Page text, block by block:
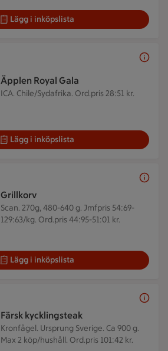
Lägg i inköpslista
Äpplen Royal Gala
ICA. Chile/Sydafrika. Ord.pris 28:51 kr.
Lägg i inköpslista
Grillkorv
Scan. 270g, 480-640 g. Jmfpris 54:69-
129:63/kg. Ord.pris 44:95-51:01 kr.
Lägg i inköpslista
Färsk kycklingsteak
Kronfågel. Ursprung Sverige. Ca 900 g.
Max 2 köp/hushåll. Ord.pris 101:42 kr.